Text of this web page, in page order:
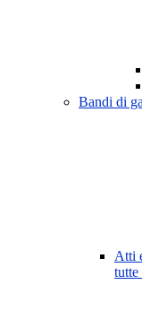
Bandi di
Atti
tutte